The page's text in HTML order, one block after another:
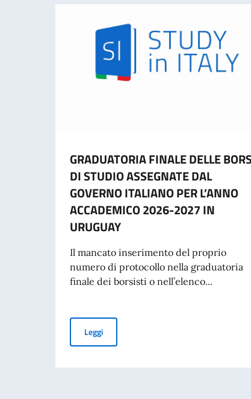
GRADUATORIA FINALE DELLE
DI STUDIO ASSEGNATE DAL
GOVERNO ITALIANO PER L’ANNO
ACCADEMICO 2026-2027 IN
URUGUAY
Il mancato inserimento del proprio
numero di protocollo nella graduatoria
finale dei borsisti o nell’elenco...
LeggiGRADUATORIA FINALE DELLE BORSE DI